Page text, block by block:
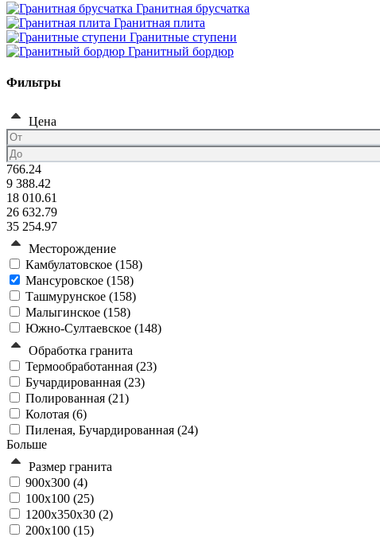
Гранитная брусчатка
Гранитная плита
Гранитные ступени
Гранитный бордюр
Фильтры
Цена
766.24
9 388.42
18 010.61
26 632.79
35 254.97
Месторождение
Камбулатовское (158)
Мансуровское (158)
Ташмурунское (158)
Малыгинское (158)
Южно-Султаевское (148)
Обработка гранита
Термообработанная (23)
Бучардированная (23)
Полированная (21)
Колотая (6)
Пиленая, Бучардированная (24)
Больше
Размер гранита
900х300 (4)
100х100 (25)
1200x350x30 (2)
200х100 (15)